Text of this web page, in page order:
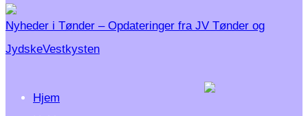
Nyheder i Tønder – Opdateringer fra JV Tønder og
JydskeVestkysten
Hjem